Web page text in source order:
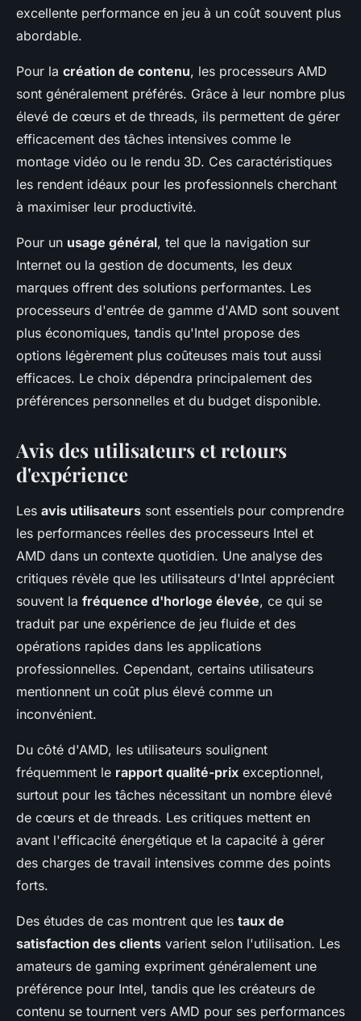
excellente performance en jeu à un coût souvent plus
abordable.
Pour la création de contenu, les processeurs AMD
sont généralement préférés. Grâce à leur nombre plus
élevé de cœurs et de threads, ils permettent de gérer
efficacement des tâches intensives comme le
montage vidéo ou le rendu 3D. Ces caractéristiques
les rendent idéaux pour les professionnels cherchant
à maximiser leur productivité.
Pour un usage général, tel que la navigation sur
Internet ou la gestion de documents, les deux
marques offrent des solutions performantes. Les
processeurs d'entrée de gamme d'AMD sont souvent
plus économiques, tandis qu'Intel propose des
options légèrement plus coûteuses mais tout aussi
efficaces. Le choix dépendra principalement des
préférences personnelles et du budget disponible.
Avis des utilisateurs et retours
d'expérience
Les avis utilisateurs sont essentiels pour comprendre
les performances réelles des processeurs Intel et
AMD dans un contexte quotidien. Une analyse des
critiques révèle que les utilisateurs d'Intel apprécient
souvent la fréquence d'horloge élevée, ce qui se
traduit par une expérience de jeu fluide et des
opérations rapides dans les applications
professionnelles. Cependant, certains utilisateurs
mentionnent un coût plus élevé comme un
inconvénient.
Du côté d'AMD, les utilisateurs soulignent
fréquemment le rapport qualité-prix exceptionnel,
surtout pour les tâches nécessitant un nombre élevé
de cœurs et de threads. Les critiques mettent en
avant l'efficacité énergétique et la capacité à gérer
des charges de travail intensives comme des points
forts.
Des études de cas montrent que les taux de
satisfaction des clients varient selon l'utilisation. Les
amateurs de gaming expriment généralement une
préférence pour Intel, tandis que les créateurs de
contenu se tournent vers AMD pour ses performances